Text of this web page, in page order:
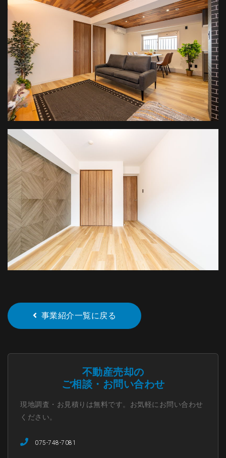
事業紹介一覧に戻る
不動産売却の
ご相談・お問い合わせ
現地調査・お見積りは無料です。お気軽にお問い合わせ
ください。
075-748-7081